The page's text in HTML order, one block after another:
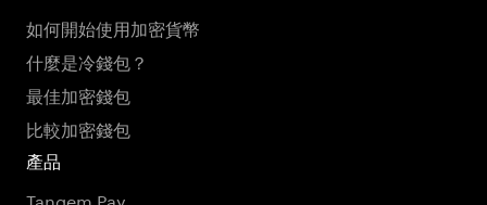
如何開始使用加密貨幣
什麼是冷錢包？
最佳加密錢包
比較加密錢包
產品
Tangem Pay